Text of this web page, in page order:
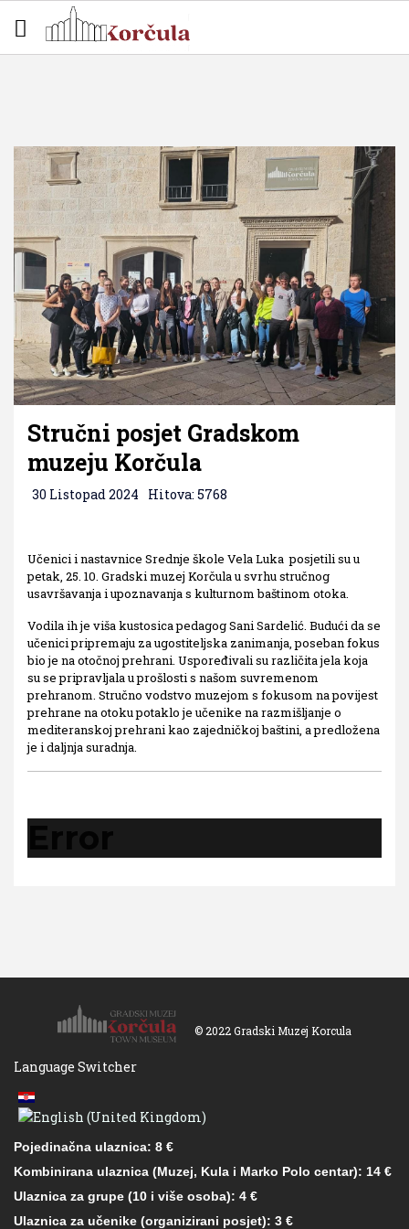
Stručni posjet Gradskom
muzeju Korčula
30 Listopad 2024 Hitova: 5768
Učenici i nastavnice Srednje škole Vela Luka posjetili su u
petak, 25. 10. Gradski muzej Korčula u svrhu stručnog
usavršavanja i upoznavanja s kulturnom baštinom otoka.
Vodila ih je viša kustosica pedagog Sani Sardelić. Budući da se
učenici pripremaju za ugostiteljska zanimanja, poseban fokus
bio je na otočnoj prehrani. Uspoređivali su različita jela koja
su se pripravljala u prošlosti s našom suvremenom
prehranom. Stručno vodstvo muzejom s fokusom na povijest
prehrane na otoku potaklo je učenike na razmišljanje o
mediteranskoj prehrani kao zajedničkoj baštini, a predložena
je i daljnja suradnja.
© 2022 Gradski Muzej Korcula
Language Switcher
Pojedinačna ulaznica: 8 €
Kombinirana ulaznica (Muzej, Kula i Marko Polo centar): 14 €
Ulaznica za grupe (10 i više osoba): 4 €
Ulaznica za učenike (organizirani posjet): 3 €